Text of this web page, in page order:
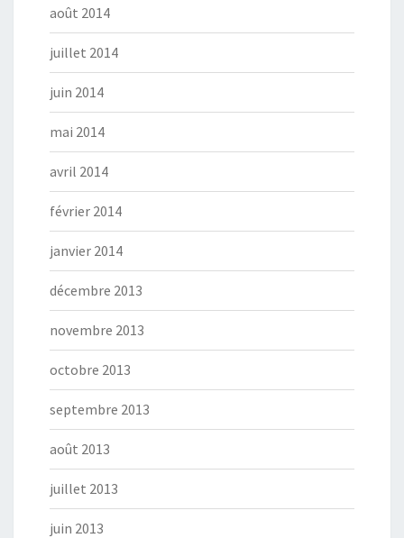
août 2014
juillet 2014
juin 2014
mai 2014
avril 2014
février 2014
janvier 2014
décembre 2013
novembre 2013
octobre 2013
septembre 2013
août 2013
juillet 2013
juin 2013